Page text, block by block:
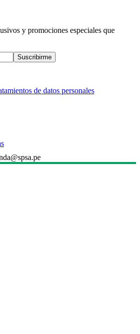
y promociones especiales que
Suscribirme
de datos personales